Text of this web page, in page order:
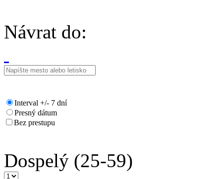
Návrat do:
Interval +/- 7 dní
Presný dátum
Bez prestupu
Dospelý (25-59)